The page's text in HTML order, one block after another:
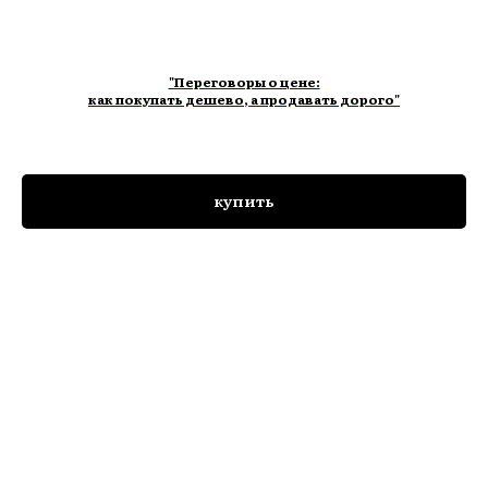
"Переговоры о цене:
как покупать дешево, а продавать дорого"
купить